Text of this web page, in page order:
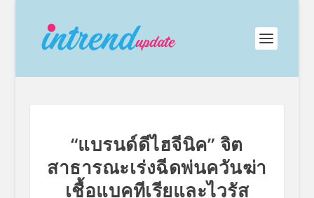
“แบรนด์ดีไฮจีนิค” จิต
สาธารณะเร่งฉีดพ่นควันฆ่า
เชื้อแบคทีเรียและไวรัส